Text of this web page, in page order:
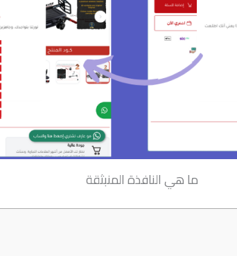
ما هي النافذة المنبثقة